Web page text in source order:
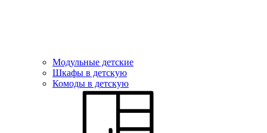
Модульные детские
Шкафы в детскую
Комоды в детскую